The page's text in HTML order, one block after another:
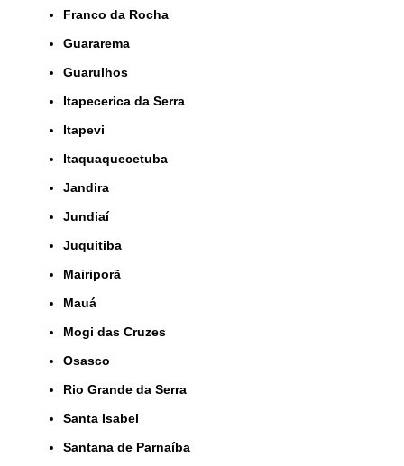
Franco da Rocha
Guararema
Guarulhos
Itapecerica da Serra
Itapevi
Itaquaquecetuba
Jandira
Jundiaí
Juquitiba
Mairiporã
Mauá
Mogi das Cruzes
Osasco
Rio Grande da Serra
Santa Isabel
Santana de Parnaíba